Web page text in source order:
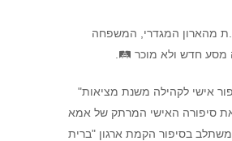
מהארון המגדרי, המשפחה
מסע חדש ולא מוכר 🛤️.
אישי לקהילה משנת מציאות"
סיפורה האישי המרתק של אמא
בסיפור הקמת ארגון "ברית